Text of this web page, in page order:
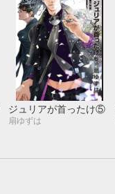
ジュリアが首ったけ⑤
扇ゆずは